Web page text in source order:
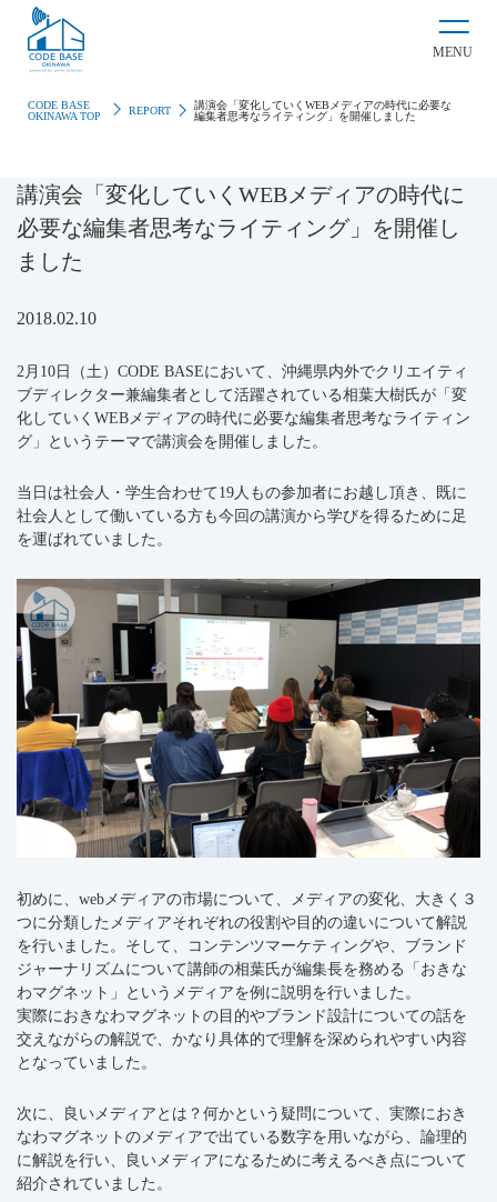
MENU
CODE BASE
OKINAWA TOP
REPORT
講演会「変化していくWEBメディアの時代に必要な
編集者思考なライティング」を開催しました
講演会「変化していくWEBメディアの時代に
必要な編集者思考なライティング」を開催し
ました
2018.02.10
2月10日（土）CODE BASEにおいて、沖縄県内外でクリエイティ
ブディレクター兼編集者として活躍されている相葉大樹氏が「変
化していくWEBメディアの時代に必要な編集者思考なライティン
グ」というテーマで講演会を開催しました。
当日は社会人・学生合わせて19人もの参加者にお越し頂き、既に
社会人として働いている方も今回の講演から学びを得るために足
を運ばれていました。
初めに、webメディアの市場について、メディアの変化、大きく３
つに分類したメディアそれぞれの役割や目的の違いについて解説
を行いました。そして、コンテンツマーケティングや、ブランド
ジャーナリズムについて講師の相葉氏が編集長を務める「おきな
わマグネット」というメディアを例に説明を行いました。
実際におきなわマグネットの目的やブランド設計についての話を
交えながらの解説で、かなり具体的で理解を深められやすい内容
となっていました。
次に、良いメディアとは？何かという疑問について、実際におき
なわマグネットのメディアで出ている数字を用いながら、論理的
に解説を行い、良いメディアになるために考えるべき点について
紹介されていました。